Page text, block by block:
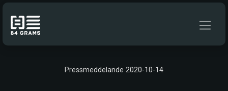
Hoppa till innehåll
Pressmeddelande 2020-10-14